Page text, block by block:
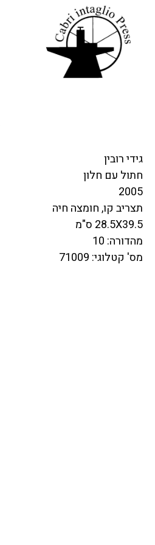
גידי רובין
חתול עם חלון
2005
תצריב קו, חומצה חיה
28.5X39.5 ס"מ
מהדורה: 10
מס' קטלוגי: 71009